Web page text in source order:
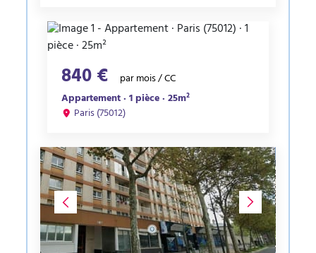
840 €
par mois / CC
Appartement · 1 pièce · 25m²
Paris (75012)